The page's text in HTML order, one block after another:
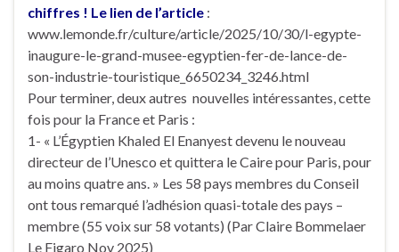
chiffres ! Le lien de l’article :
www.lemonde.fr/culture/article/2025/10/30/l-egypte-
inaugure-le-grand-musee-egyptien-fer-de-lance-de-
son-industrie-touristique_6650234_3246.html
Pour terminer, deux autres nouvelles intéressantes, cette
fois pour la France et Paris :
1- « L’Égyptien Khaled El Enanyest devenu le nouveau
directeur de l’Unesco et quittera le Caire pour Paris, pour
au moins quatre ans. » Les 58 pays membres du Conseil
ont tous remarqué l’adhésion quasi-totale des pays –
membre (55 voix sur 58 votants) (Par Claire Bommelaer
Le Figaro Nov 2025)